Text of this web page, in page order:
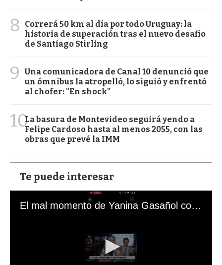
8
Correrá 50 km al día por todo Uruguay: la
historia de superación tras el nuevo desafío
de Santiago Stirling
9
Una comunicadora de Canal 10 denunció que
un ómnibus la atropelló, lo siguió y enfrentó
al chofer: "En shock"
10La basura de Montevideo seguirá yendo a
Felipe Cardoso hasta al menos 2055, con las
obras que prevé la IMM
Te puede interesar
El mal momento de Yanina Gasañol con un hincha argentino en "Subrayado"